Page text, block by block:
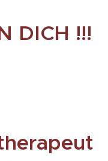
DICH !!!